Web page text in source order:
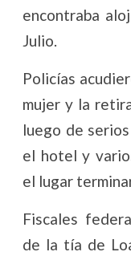
encontraba
Julio.
Policías
mujer y la
luego de
el hotel y
el lugar
Fiscales
de la tía de